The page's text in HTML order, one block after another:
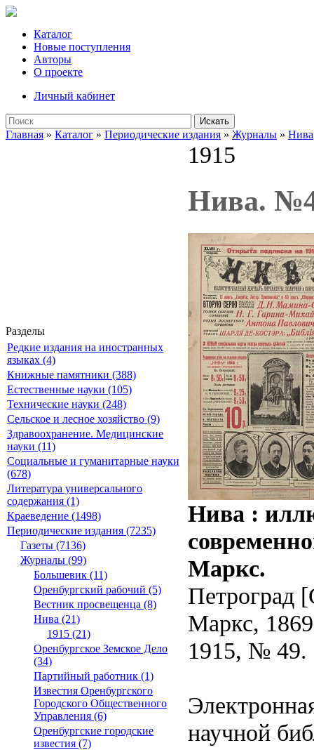
Каталог
Новые поступления
Авторы
О проекте
Личный кабинет
Искать
Главная » Каталог » Периодические издания » Журналы » Нива
Разделы
Редкие издания на иностранных
языках (4)
Книжные памятники (388)
Естественные науки (105)
Технические науки (248)
Сельское и лесное хозяйство (9)
Здравоохранение. Медицинские
науки (11)
Социальные и гуманитарные науки
(678)
Литература универсального
содержания (1)
Краеведение (1498)
Периодические издания (7235)
Газеты (7136)
Журналы (99)
Большевик (11)
Оренбургский рабочий (5)
Вестник просвещенца (8)
Нива (21)
1915 (21)
Оренбургское Земское Дело
(34)
Партийный работник (1)
Известия Оренбургского
Городского Общественного
Управления (6)
Оренбургские городские
известия (7)
1915
Нива.
Нива :
Маркс.
Петроград
Маркс,
1915, № 49.
научной